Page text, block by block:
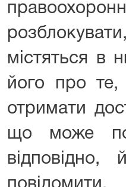
містяться в
його про те,
отримати
що може